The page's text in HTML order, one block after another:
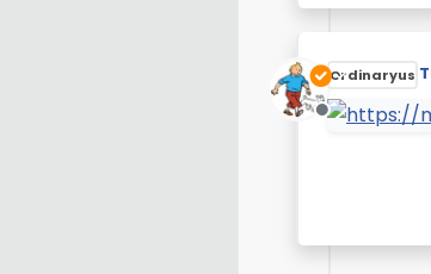
Çevrimdışı
Ordinaryus